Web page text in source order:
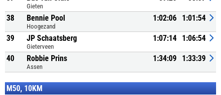
Gieten
38 Bennie Pool
Hoogezand
1:02:06 1:01:54
39 JP Schaatsberg
Gieterveen
1:07:14 1:06:54
40 Robbie Prins
Assen
1:34:09 1:33:39
M50, 10KM